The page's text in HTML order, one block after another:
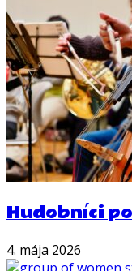
Hudobníci
4. mája 2026